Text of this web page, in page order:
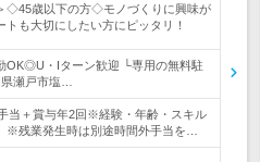
◇45歳以下の方◇モノづくりに興味が
も大切にしたい方にピッタリ！
・Iターン歓迎 └専用の無料駐
瀬戸市塩…
当＋賞与年2回※経験・年齢・スキル
※残業発生時は別途時間外手当を…